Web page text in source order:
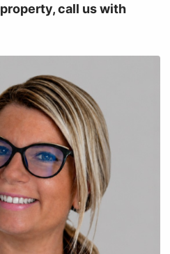
call us with